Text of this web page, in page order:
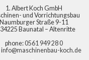
Albert Koch GmbH
und Vorrichtungsbau
Naumburger Straße 9-11
Baunatal – Altenritte
phone:0561 949 28 0
info@maschinenbau-koch.de